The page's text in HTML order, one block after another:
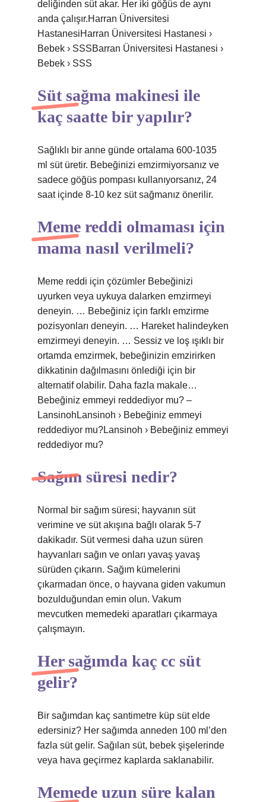
deliğinden süt akar. Her iki göğüs de aynı
anda çalışır.Harran Üniversitesi
HastanesiHarran Üniversitesi Hastanesi ›
Bebek › SSSBarran Üniversitesi Hastanesi ›
Bebek › SSS
Süt sağma makinesi ile
kaç saatte bir yapılır?
Sağlıklı bir anne günde ortalama 600-1035
ml süt üretir. Bebeğinizi emzirmiyorsanız ve
sadece göğüs pompası kullanıyorsanız, 24
saat içinde 8-10 kez süt sağmanız önerilir.
Meme reddi olmaması için
mama nasıl verilmeli?
Meme reddi için çözümler Bebeğinizi
uyurken veya uykuya dalarken emzirmeyi
deneyin. … Bebeğiniz için farklı emzirme
pozisyonları deneyin. … Hareket halindeyken
emzirmeyi deneyin. … Sessiz ve loş ışıklı bir
ortamda emzirmek, bebeğinizin emzirirken
dikkatinin dağılmasını önlediği için bir
alternatif olabilir. Daha fazla makale…
Bebeğiniz emmeyi reddediyor mu? –
LansinohLansinoh › Bebeğiniz emmeyi
reddediyor mu?Lansinoh › Bebeğiniz emmeyi
reddediyor mu?
Sağım süresi nedir?
Normal bir sağım süresi; hayvanın süt
verimine ve süt akışına bağlı olarak 5-7
dakikadır. Süt vermesi daha uzun süren
hayvanları sağın ve onları yavaş yavaş
sürüden çıkarın. Sağım kümelerini
çıkarmadan önce, o hayvana giden vakumun
bozulduğundan emin olun. Vakum
mevcutken memedeki aparatları çıkarmaya
çalışmayın.
Her sağımda kaç cc süt
gelir?
Bir sağımdan kaç santimetre küp süt elde
edersiniz? Her sağımda anneden 100 ml’den
fazla süt gelir. Sağılan süt, bebek şişelerinde
veya hava geçirmez kaplarda saklanabilir.
Memede uzun süre kalan